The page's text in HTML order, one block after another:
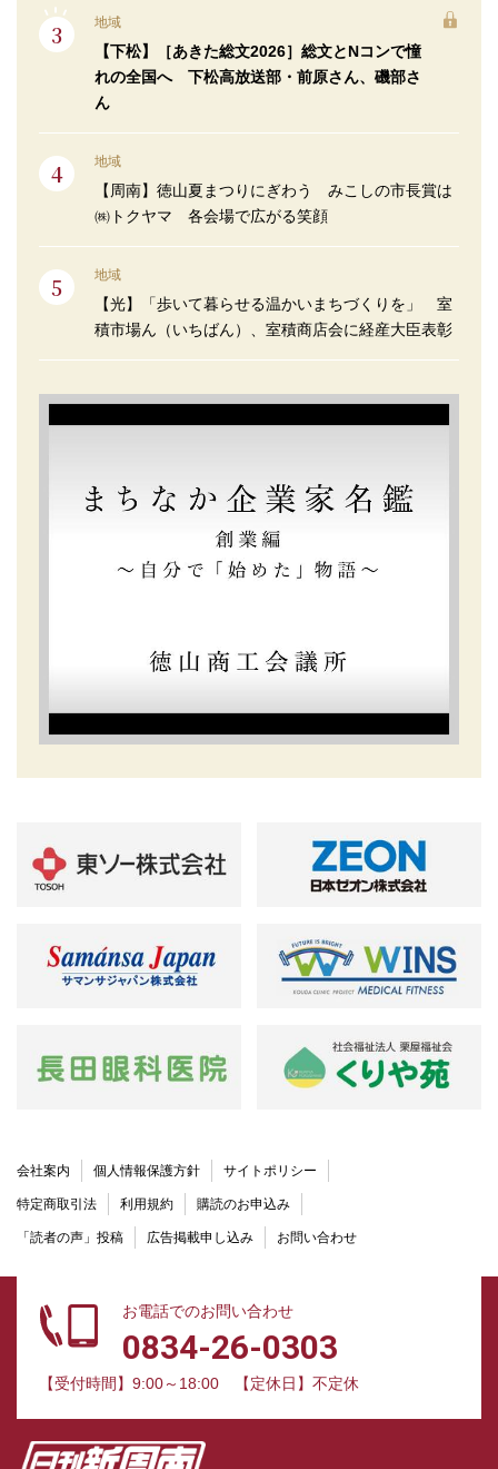
地域
【下松】［あきた総文2026］総文とNコンで憧
れの全国へ 下松高放送部・前原さん、磯部さ
ん
地域
【周南】徳山夏まつりにぎわう みこしの市長賞は
㈱トクヤマ 各会場で広がる笑顔
地域
【光】「歩いて暮らせる温かいまちづくりを」 室
積市場ん（いちばん）、室積商店会に経産大臣表彰
会社案内 個人情報保護方針 サイトポリシー
特定商取引法 利用規約 購読のお申込み
「読者の声」投稿 広告掲載申し込み お問い合わせ
お電話でのお問い合わせ
0834-26-0303
【受付時間】9:00～18:00 【定休日】不定休